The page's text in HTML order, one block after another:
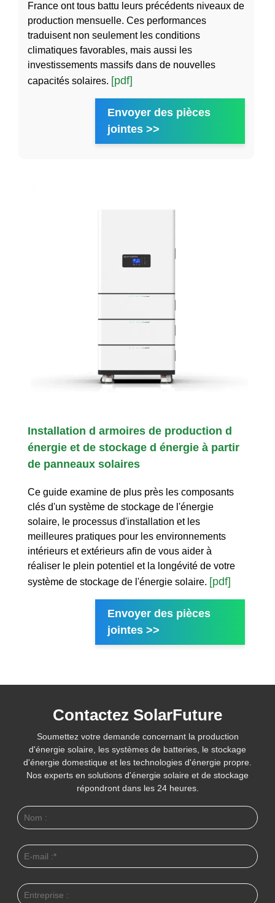
France ont tous battu leurs précédents niveaux de
production mensuelle. Ces performances
traduisent non seulement les conditions
climatiques favorables, mais aussi les
investissements massifs dans de nouvelles
capacités solaires. [pdf]
Envoyer des pièces
jointes >>
Installation d armoires de production d
énergie et de stockage d énergie à partir
de panneaux solaires
Ce guide examine de plus près les composants
clés d'un système de stockage de l'énergie
solaire, le processus d'installation et les
meilleures pratiques pour les environnements
intérieurs et extérieurs afin de vous aider à
réaliser le plein potentiel et la longévité de votre
système de stockage de l'énergie solaire. [pdf]
Envoyer des pièces
jointes >>
Contactez SolarFuture
Soumettez votre demande concernant la production
d'énergie solaire, les systèmes de batteries, le stockage
d'énergie domestique et les technologies d'énergie propre.
Nos experts en solutions d'énergie solaire et de stockage
répondront dans les 24 heures.